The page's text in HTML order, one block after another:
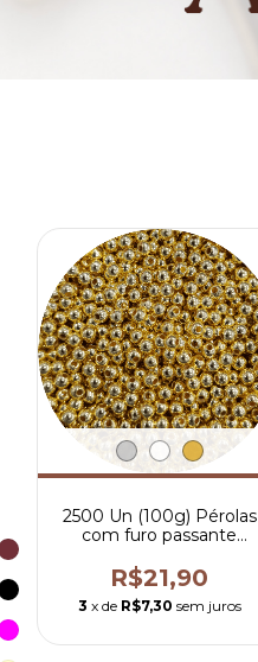
2500 Un (100g) Pérolas
com furo passante
R$21,90
3 x de R$7,30 sem juros